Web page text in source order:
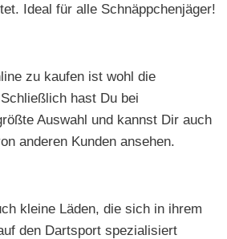
Ideal für alle Schnäppchenjäger!
zu kaufen ist wohl die
hast Du bei
Auswahl und kannst Dir auch
anderen Kunden ansehen.
kleine Läden, die sich in ihrem
den Dartsport spezialisiert